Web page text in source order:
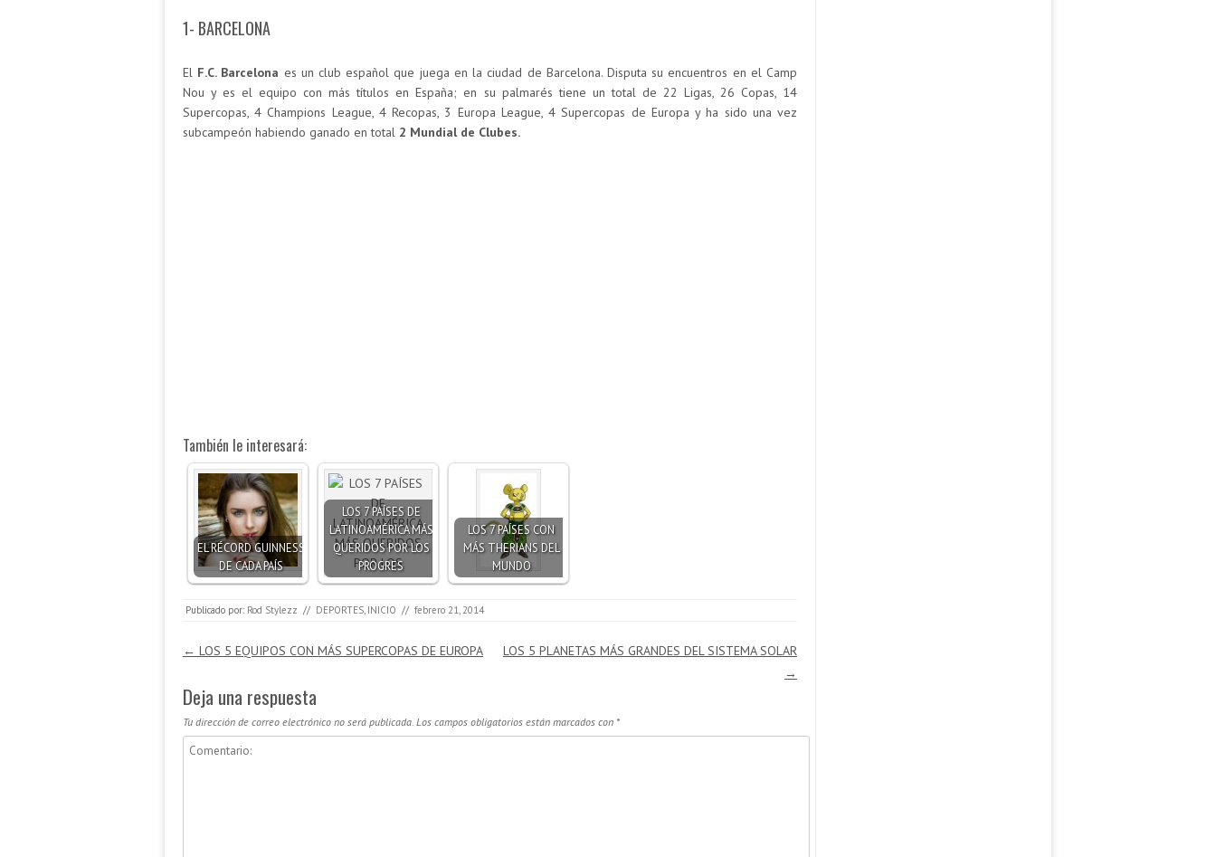
1- BARCELONA
El F.C. Barcelona es un club español que juega en la ciudad de Barcelona. Disputa su encuentros en el Camp
Nou y es el equipo con más títulos en España; en su palmarés tiene un total de 22 Ligas, 26 Copas, 14
Supercopas, 4 Champions League, 4 Recopas, 3 Europa League, 4 Supercopas de Europa y ha sido una vez
subcampeón habiendo ganado en total 2 Mundial de Clubes.
También le interesará:
EL RÉCORD GUINNESS
DE CADA PAÍS
LOS 7 PAÍSES DE
LATINOAMÉRICA MÁS
QUERIDOS POR LOS
PROGRES
LOS 7 PAÍSES CON
MÁS THERIANS DEL
MUNDO
Publicado por: Rod Stylezz // DEPORTES, INICIO // febrero 21, 2014
Navegación de entradas
← LOS 5 EQUIPOS CON MÁS SUPERCOPAS DE EUROPA
LOS 5 PLANETAS MÁS GRANDES DEL SISTEMA SOLAR
→
Deja una respuesta
Tu dirección de correo electrónico no será publicada. Los campos obligatorios están marcados con *